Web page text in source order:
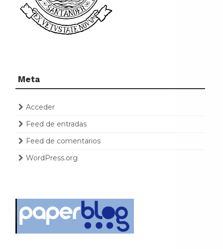
Meta
Acceder
Feed de entradas
Feed de comentarios
WordPress.org